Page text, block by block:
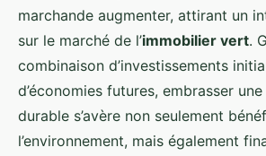
marchande augmenter, attirant un
sur le marché de l’immobilier vert.
combinaison d’investissements
d’économies futures, embrasser
durable s’avère non seulement
l’environnement, mais également